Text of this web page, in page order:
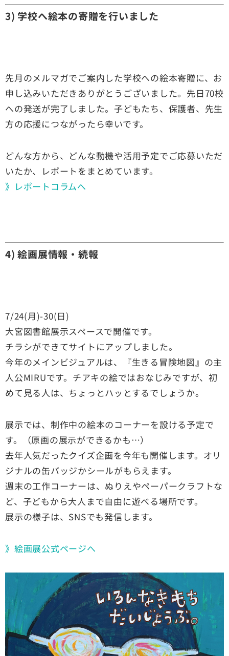
3) 学校へ絵本の寄贈を行いました
先月のメルマガでご案内した学校への絵本寄贈に、お
申し込みいただきありがとうございました。先日70校
への発送が完了しました。子どもたち、保護者、先生
方の応援につながったら幸いです。
どんな方から、どんな動機や活用予定でご応募いただ
いたか、レポートをまとめています。
》レポートコラムへ
4) 絵画展情報・続報
7/24(月)-30(日)
大宮図書館展示スペースで開催です。
チラシができてサイトにアップしました。
今年のメインビジュアルは、『生きる冒険地図』の主
人公MIRUです。チアキの絵ではおなじみですが、初
めて見る人は、ちょっとハッとするでしょうか。
展示では、制作中の絵本のコーナーを設ける予定で
す。（原画の展示ができるかも…）
去年人気だったクイズ企画を今年も開催します。オリ
ジナルの缶バッジかシールがもらえます。
週末の工作コーナーは、ぬりえやペーパークラフトな
ど、子どもから大人まで自由に遊べる場所です。
展示の様子は、SNSでも発信します。
》絵画展公式ページへ